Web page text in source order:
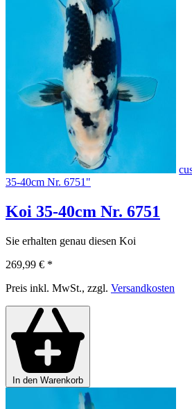
35-40cm Nr. 6751"
Koi 35-40cm Nr. 6751
Sie erhalten genau diesen Koi
269,99 € *
Preis inkl. MwSt., zzgl. Versandkosten
In den Warenkorb